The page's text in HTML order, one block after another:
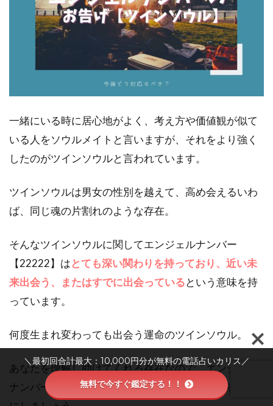
一緒にいる時に居心地がよく、考え方や価値観が似て
いる人をソウルメイトと言いますが、それをより強く
したのがツインソウルと言われています。
ツインソウルは男女の性別を越えて、高め会えるいわ
ば、同じ魂の片割れのような存在。
そんなツインソウルに関してエンジェルナンバー
【22222】はとても深い関わりを持っており、近い未
来出会う、またはすでに出会っているという意味を持
っています。
何度生まれ変わっても出会う運命のツインソウル。
あなたを理解し助けてくれる存在なので、エンジェル
ナンバー22222が出た場合は、注意深く人を見るよう
＼最初回合計最大：10,000円分が無料の電話占いカリス／
無料で今すぐ鑑定する！！